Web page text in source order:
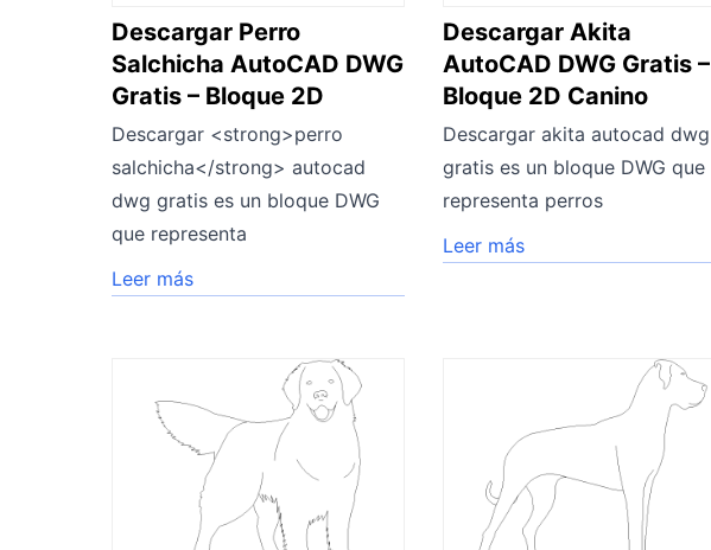
Descargar Perro
Salchicha AutoCAD DWG
Gratis – Bloque 2D
Descargar <strong>perro
salchicha</strong> autocad
dwg gratis es un bloque DWG
que representa
Leer más
Descargar Akita
AutoCAD DWG Gratis –
Bloque 2D Canino
Descargar akita autocad dwg
gratis es un bloque DWG que
representa perros
Leer más